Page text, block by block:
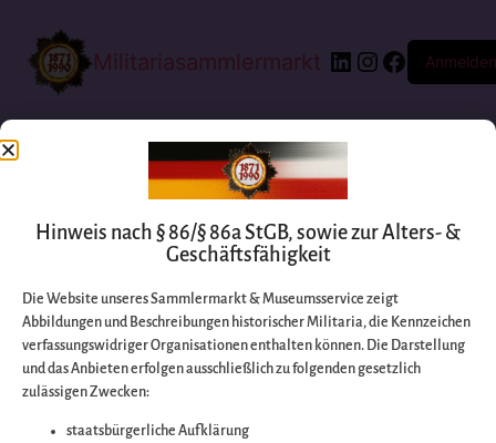
Militariasammlermarkt Anmelden
Entschuldigen Sie
bitte die
Hinweis nach § 86/§ 86a StGB, sowie zur Alters- &
Geschäftsfähigkeit
Die Website unseres Sammlermarkt & Museumsservice zeigt
Abbildungen und Beschreibungen historischer Militaria, die Kennzeichen
verfassungswidriger Organisationen enthalten können. Die Darstellung
und das Anbieten erfolgen ausschließlich zu folgenden gesetzlich
zulässigen Zwecken:
staatsbürgerliche Aufklärung